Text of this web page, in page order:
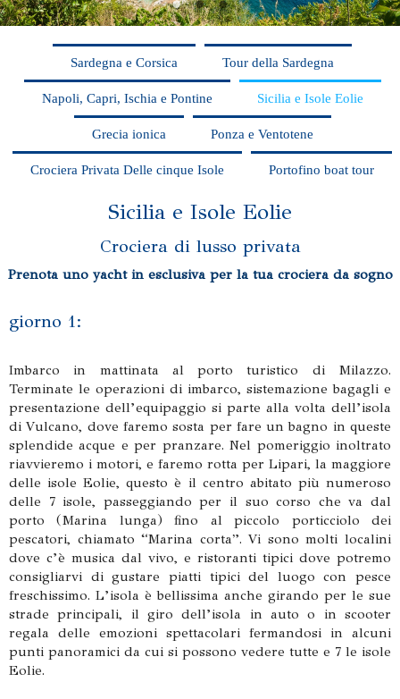
Sardegna e Corsica Tour della Sardegna
Napoli, Capri, Ischia e Pontine Sicilia e Isole Eolie
Grecia ionica Ponza e Ventotene
Crociera Privata Delle cinque Isole Portofino boat tour
Sicilia e Isole Eolie
Crociera di lusso privata
Prenota uno yacht in esclusiva per la tua crociera da sogno
giorno 1:
Imbarco in mattinata al porto turistico di Milazzo.
Terminate le operazioni di imbarco, sistemazione bagagli e
presentazione dell’equipaggio si parte alla volta dell’isola
di Vulcano, dove faremo sosta per fare un bagno in queste
splendide acque e per pranzare. Nel pomeriggio inoltrato
riavvieremo i motori, e faremo rotta per Lipari, la maggiore
delle isole Eolie, questo è il centro abitato più numeroso
delle 7 isole, passeggiando per il suo corso che va dal
porto (Marina lunga) fino al piccolo porticciolo dei
pescatori, chiamato “Marina corta”. Vi sono molti localini
dove c’è musica dal vivo, e ristoranti tipici dove potremo
consigliarvi di gustare piatti tipici del luogo con pesce
freschissimo. L’isola è bellissima anche girando per le sue
strade principali, il giro dell’isola in auto o in scooter
regala delle emozioni spettacolari fermandosi in alcuni
punti panoramici da cui si possono vedere tutte e 7 le isole
Eolie.